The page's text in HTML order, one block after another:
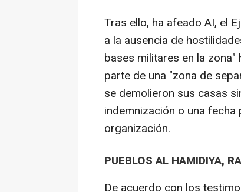
Tras ello, ha afeado AI, el
a la ausencia de
bases militares en la
parte de una "zona de
se demolieron sus casas
indemnización o una
organización.
PUEBLOS AL HAMIDIYA,
De acuerdo con los